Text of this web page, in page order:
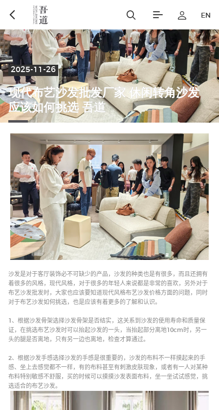
sofa Upholstered bed
EN
2025-11-26
现代布艺沙发批发厂家 休闲转角沙发
应该如何挑选 吾道
沙发是对于客厅装饰必不可缺少的产品，沙发的种类也是有很多，而且还拥有
着很多的风格，现代风格，对于很多的年轻人来说都是非常的喜欢，另外对于
布艺沙发批发时，大家也应该要知道现代风格布艺沙发价格方面的问题，同时
对于布艺沙发如何挑选，也是应该有着更多的了解和认识。
1、根据沙发骨架选择沙发骨架是否结实，这关系到沙发的使用寿命和质量保
证，在挑选布艺沙发时可以抬起沙发的一头，当抬起部分离地10cm时，另一
头的腿是否离地，只有另一边也离地，检查才算通过。
2、根据沙发手感选择沙发的手感是很重要的，沙发的布料不一样摸起来的手
感、坐上去感觉都不一样，有的布料甚至有刺激皮肤现象，或者有一人对某种
布料特别敏感不舒服，买的时候可以摸摸沙发表面布料，坐一坐试试感觉，挑
选适合的布艺沙发。